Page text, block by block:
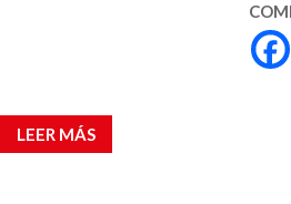
LEER MÁS